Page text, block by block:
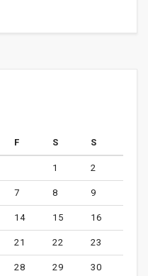
F S S
1 2
7 8 9
14 15 16
21 22 23
28 29 30